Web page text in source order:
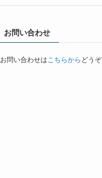
お問い合わせ
お問い合わせはこちらから どうぞ